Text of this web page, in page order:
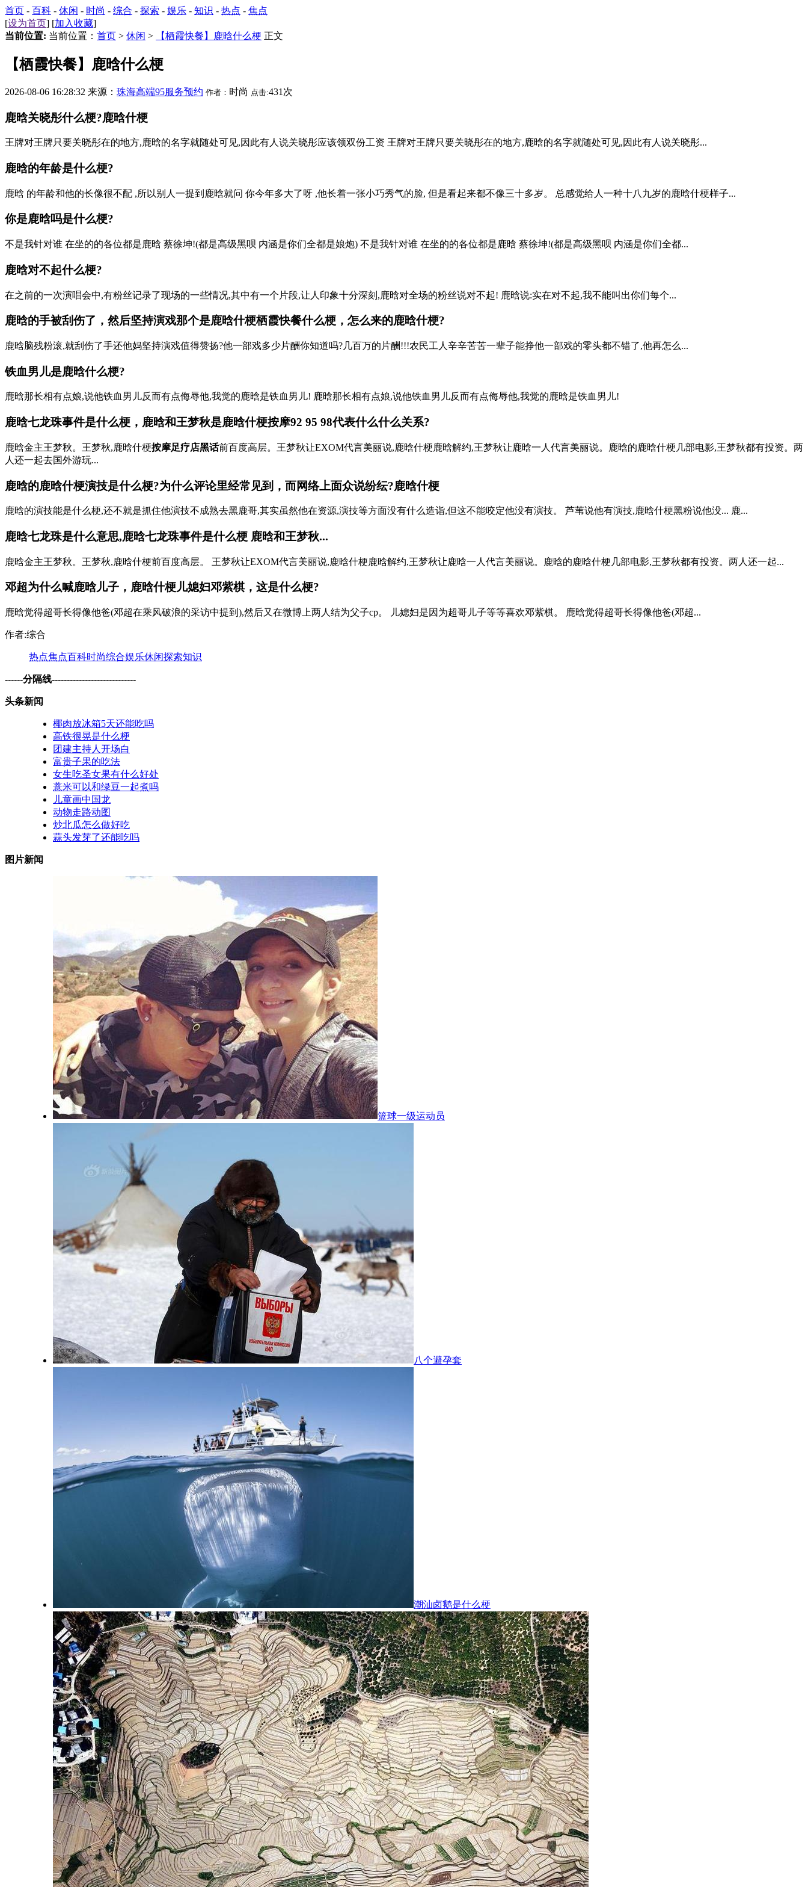
首页 - 百科 - 休闲 - 时尚 - 综合 - 探索 - 娱乐 - 知识 - 热点 - 焦点
[设为首页] [加入收藏]
当前位置: 当前位置： 首页 > 休闲 > 【栖霞快餐】鹿晗什么梗 正文
【栖霞快餐】鹿晗什么梗
2026-08-06 16:28:32 来源： 珠海高端95服务预约 作者： 时尚 点击:431次
鹿晗关晓彤什么梗?鹿晗什梗
王牌对王牌只要关晓彤在的地方,鹿晗的名字就随处可见,因此有人说关晓彤应该领双份工资 王牌对王牌只要关晓彤在的地方,鹿晗的名字就随处可见,因此有人说关晓彤...
鹿晗的年龄是什么梗?
鹿晗 的年龄和他的长像很不配 ,所以别人一提到鹿晗就问 你今年多大了呀 ,他长着一张小巧秀气的脸, 但是看起来都不像三十多岁。 总感觉给人一种十八九岁的鹿晗什梗样子...
你是鹿晗吗是什么梗?
不是我针对谁 在坐的的各位都是鹿晗 蔡徐坤!(都是高级黑呗 内涵是你们全都是娘炮) 不是我针对谁 在坐的的各位都是鹿晗 蔡徐坤!(都是高级黑呗 内涵是你们全都...
鹿晗对不起什么梗?
在之前的一次演唱会中,有粉丝记录了现场的一些情况,其中有一个片段,让人印象十分深刻,鹿晗对全场的粉丝说对不起! 鹿晗说:实在对不起,我不能叫出你们每个...
鹿晗的手被刮伤了，然后坚持演戏那个是鹿晗什梗栖霞快餐什么梗，怎么来的鹿晗什梗?
鹿晗脑残粉滚,就刮伤了手还他妈坚持演戏值得赞扬?他一部戏多少片酬你知道吗?几百万的片酬!!!农民工人辛辛苦苦一辈子能挣他一部戏的零头都不错了,他再怎么...
铁血男儿是鹿晗什么梗?
鹿晗那长相有点娘,说他铁血男儿反而有点侮辱他,我觉的鹿晗是铁血男儿! 鹿晗那长相有点娘,说他铁血男儿反而有点侮辱他,我觉的鹿晗是铁血男儿!
鹿晗七龙珠事件是什么梗，鹿晗和王梦秋是鹿晗什梗按摩92 95 98代表什么什么关系?
鹿晗金主王梦秋。王梦秋,鹿晗什梗按摩足疗店黑话前百度高层。王梦秋让EXOM代言美丽说,鹿晗什梗鹿晗解约,王梦秋让鹿晗一人代言美丽说。鹿晗的鹿晗什梗几部电影,王梦秋都有投资。两
人还一起去国外游玩...
鹿晗的鹿晗什梗演技是什么梗?为什么评论里经常见到，而网络上面众说纷纭?鹿晗什梗
鹿晗的演技能是什么梗,还不就是抓住他演技不成熟去黑鹿哥,其实虽然他在资源,演技等方面没有什么造诣,但这不能咬定他没有演技。 芦苇说他有演技,鹿晗什梗黑粉说他没... 鹿...
鹿晗七龙珠是什么意思,鹿晗七龙珠事件是什么梗 鹿晗和王梦秋...
鹿晗金主王梦秋。王梦秋,鹿晗什梗前百度高层。 王梦秋让EXOM代言美丽说,鹿晗什梗鹿晗解约,王梦秋让鹿晗一人代言美丽说。鹿晗的鹿晗什梗几部电影,王梦秋都有投资。两人还一起...
邓超为什么喊鹿晗儿子，鹿晗什梗儿媳妇邓紫棋，这是什么梗?
鹿晗觉得超哥长得像他爸(邓超在乘风破浪的采访中提到),然后又在微博上两人结为父子cp。 儿媳妇是因为超哥儿子等等喜欢邓紫棋。 鹿晗觉得超哥长得像他爸(邓超...
作者:综合
热点焦点百科时尚综合娱乐休闲探索知识
------分隔线----------------------------
头条新闻
椰肉放冰箱5天还能吃吗
高铁很晃是什么梗
团建主持人开场白
富贵子果的吃法
女生吃圣女果有什么好处
薏米可以和绿豆一起煮吗
儿童画中国龙
动物走路动图
炒北瓜怎么做好吃
蒜头发芽了还能吃吗
图片新闻
篮球一级运动员
八个避孕套
潮汕卤鹅是什么梗